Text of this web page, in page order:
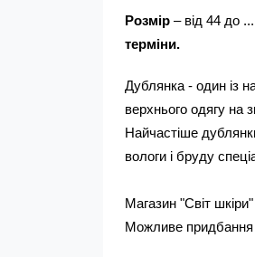
Розмір – від 44 до
терміни.
Дублянка - один із
верхнього одягу на
Найчастіше
вологи і бруду
Магазин "Світ
Можливе придбання